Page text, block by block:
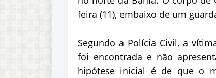
feira (11), embaixo de um
Segundo a Polícia Civil, a
foi encontrada e não
hipótese inicial é de que o